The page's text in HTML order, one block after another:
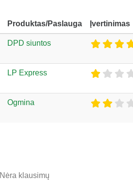
Produktas/Paslauga Įvertinimas
DPD siuntos
LP Express
Ogmina
Nėra klausimų